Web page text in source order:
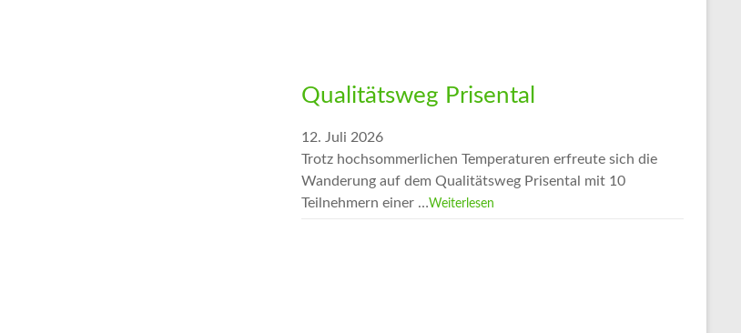
Qualitätsweg Prisental
12. Juli 2026
Trotz hochsommerlichen Temperaturen erfreute sich die
Wanderung auf dem Qualitätsweg Prisental mit 10
Teilnehmern einer …Weiterlesen